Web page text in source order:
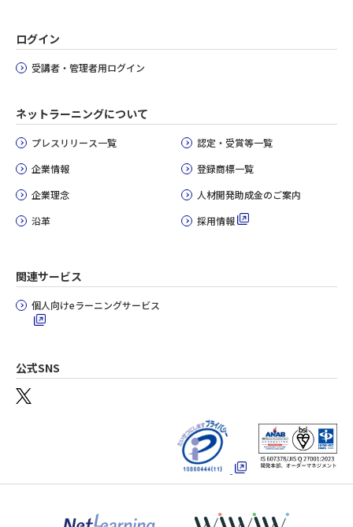
ログイン
受講者・管理者用ログイン
ネットラーニングについて
プレスリリース一覧
企業情報
企業理念
沿革
認定・受賞等一覧
登録商標一覧
人材開発助成金のご案内
採用情報
関連サービス
個人向けeラーニングサービス
公式SNS